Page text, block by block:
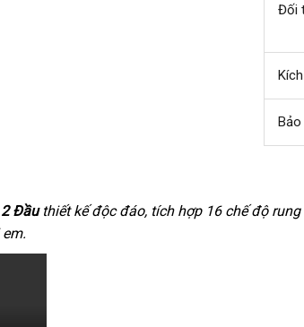
Đối
Bảo
Đầuthiết kế độc đáođịa
, tích hợp 16 chế độ